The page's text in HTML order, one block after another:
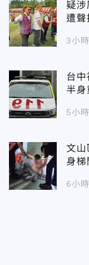
疑涉
遭聲
3小
台
半身
5小
文
身梯
6小